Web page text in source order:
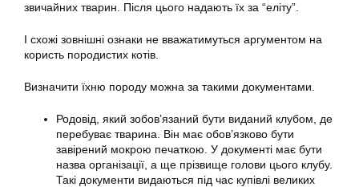
звичайних тварин. Після цього надають їх за “еліту”.
І схожі зовнішні ознаки не вважатимуться аргументом на
користь породистих котів.
Визначити їхню породу можна за такими документами.
Родовід, який зобов’язаний бути виданий клубом, де
перебуває тварина. Він має обов’язково бути
завірений мокрою печаткою. У документі має бути
назва організації, а ще прізвище голови цього клубу.
Такі документи видаються під час купівлі великих